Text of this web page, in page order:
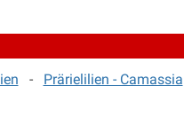
- Prärielilien - Camassia